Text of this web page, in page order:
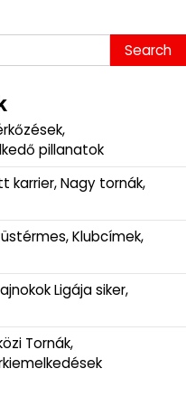
pillanatok
karrier, Nagy tornák,
Klubcímek,
Ligája siker,
Tornák,